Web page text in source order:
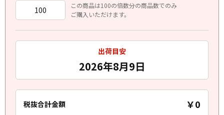
この商品は100の倍数分の商品数でのみ
ご購入いただけます。
出荷目安
2026年8月9日
税抜合計金額 ￥0